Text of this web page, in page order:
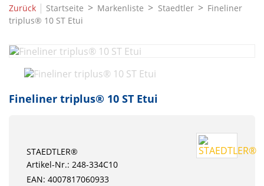
Zurück | Startseite Markenliste Staedtler
Fineliner
triplus® 10 ST Etui
Fineliner triplus® 10 ST Etui
STAEDTLER®
Artikel-Nr.: 248-334C10
EAN: 4007817060933